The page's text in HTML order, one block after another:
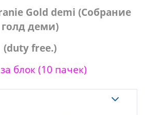
Gold demi (Собрание
голд деми)
(duty free.)
блок (10 пачек)